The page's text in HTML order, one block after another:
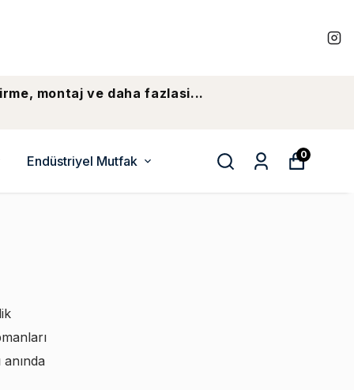
montaj ve daha fazlasi...
Endüstriyel Mutfak 0